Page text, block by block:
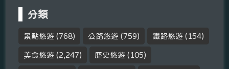
分類
景點悠遊 (768) 公路悠遊 (759) 鐵路悠遊 (154)
美食悠遊 (2,247) 歷史悠遊 (105)